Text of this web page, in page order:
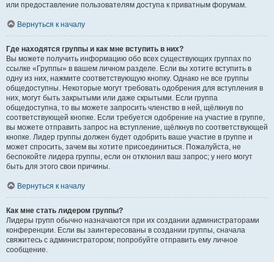
или предоставление пользователям доступа к приватным форумам.
Вернуться к началу
Где находятся группы и как мне вступить в них?
Вы можете получить информацию обо всех существующих группах по
ссылке «Группы» в вашем личном разделе. Если вы хотите вступить в
одну из них, нажмите соответствующую кнопку. Однако не все группы
общедоступны. Некоторые могут требовать одобрения для вступления в
них, могут быть закрытыми или даже скрытыми. Если группа
общедоступна, то вы можете запросить членство в ней, щёлкнув по
соответствующей кнопке. Если требуется одобрение на участие в группе,
вы можете отправить запрос на вступление, щёлкнув по соответствующей
кнопке. Лидер группы должен будет одобрить ваше участие в группе и
может спросить, зачем вы хотите присоединиться. Пожалуйста, не
беспокойте лидера группы, если он отклонил ваш запрос; у него могут
быть для этого свои причины.
Вернуться к началу
Как мне стать лидером группы?
Лидеры групп обычно назначаются при их создании администраторами
конференции. Если вы заинтересованы в создании группы, сначала
свяжитесь с администратором; попробуйте отправить ему личное
сообщение.